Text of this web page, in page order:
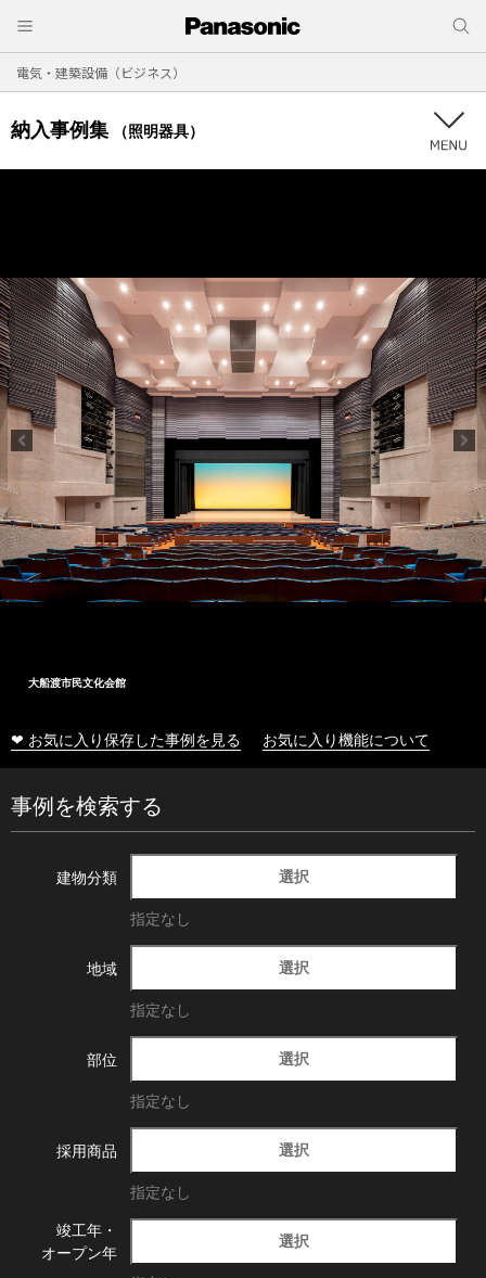
電気・建築設備（ビジネス）
納入事例集 （照明器具）
大船渡市民文化会館
❤ お気に入り保存した事例を見る お気に入り機能について
事例を検索する
建物分類 選択
指定なし
地域 選択
指定なし
部位 選択
指定なし
採用商品 選択
指定なし
竣工年・
オープン年
選択